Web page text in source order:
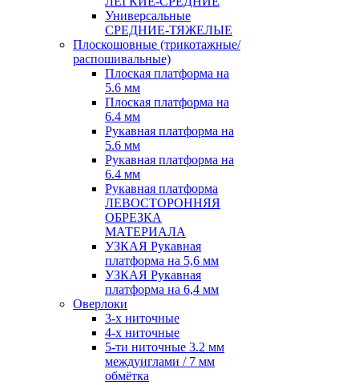
Универсальные
СРЕДНИЕ-ТЯЖЕЛЫЕ
Плоскошовные (трикотажные/
распошивальные)
Плоская платформа на
5.6 мм
Плоская платформа на
6.4 мм
Рукавная платформа на
5.6 мм
Рукавная платформа на
6.4 мм
Рукавная платформа
ЛЕВОСТОРОННЯЯ
ОБРЕЗКА
МАТЕРИАЛА
УЗКАЯ Рукавная
платформа на 5,6 мм
УЗКАЯ Рукавная
платформа на 6,4 мм
Оверлоки
3-х ниточные
4-х ниточные
5-ти ниточные 3.2 мм
междуиглами / 7 мм
обмётка